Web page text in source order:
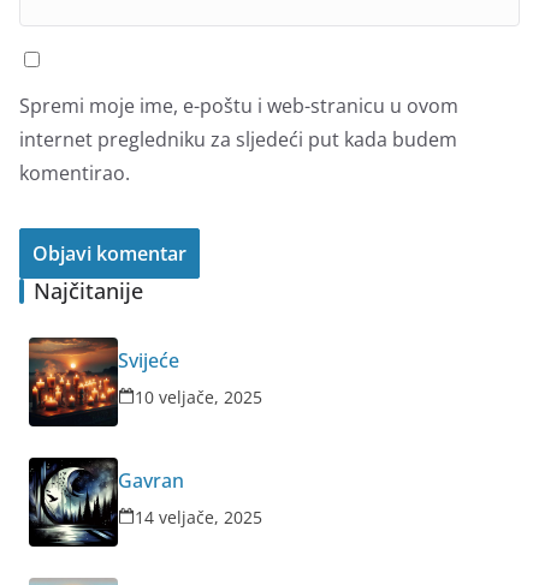
Spremi moje ime, e-poštu i web-stranicu u ovom
internet pregledniku za sljedeći put kada budem
komentirao.
Najčitanije
Svijeće
10 veljače, 2025
Gavran
14 veljače, 2025